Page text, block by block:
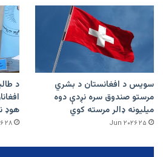
سویس د افغانستان د بشري
مرستو صندوق سره نږدې دوه
میلیونه ډالر مرسته کوي
۲۵ Jun ۲۰۲۶
د
هوډ
۲۸ Apr ۲۰۲۶